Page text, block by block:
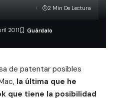
2011
2 Min De Lectura
de patentar posibles
la última que he
que tiene la posibilidad